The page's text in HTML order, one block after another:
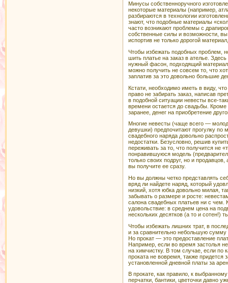
Минусы собственноручного
некоторые материалы (например,
разбираются в технологии
знают, что подобные материалы
часто возникают проблемы с
собственные силы и возможности, вы
испортив не только дорогой
Чтобы избежать подобных проблем,
шить платье на заказ в ателье.
нужный фасон, подходящий
можно получить не совсем то, что
заплатив за это довольно большие
Кстати, необходимо иметь в виду,
право не забирать заказ, написав
в подобной ситуации невесты все-
времени остается до свадьбы. Кроме
заранее, денег на приобретение
Многие невесты (чаще всего —
девушки) предпочитают прогулку по
свадебного наряда довольно
недостатки. Безусловно, решив
переживать за то, что получится не
понравившуюся модель
только своих подруг, но и
вы получите ее сразу.
Но вы должны четко представлять
вряд ли найдете наряд, который
низкий, хотя юбка довольно милая,
забывать о размере и росте:
салона свадебных платьев ни с чем.
удовольствие: в среднем цена на
нескольких десятков (а то и сотен!)
Чтобы избежать лишних трат, в
и за сравнительно небольшую сумму
Но прокат — это предоставление
Например, если во время застолья
на химчистку. В том случае, если по
проката не вовремя, также
установленной дневной платы за
В прокате, как правило, к
перчатки, бантики, цветочки давно